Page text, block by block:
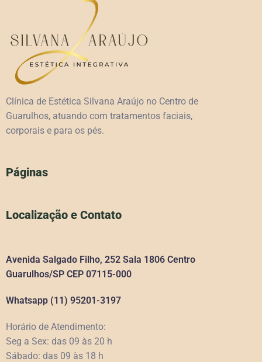
Clínica de Estética Silvana Araújo no Centro de
Guarulhos, atuando com tratamentos faciais,
corporais e para os pés.
Páginas
Localização e Contato
Avenida Salgado Filho, 252 Sala 1806 Centro
Guarulhos/SP CEP 07115-000
Whatsapp (11) 95201-3197
Horário de Atendimento:
Seg a Sex: das 09 às 20 h
Sábado: das 09 às 18 h